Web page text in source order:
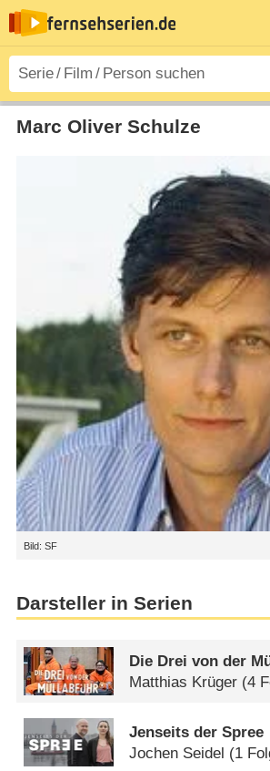
Bild: SF
Marc Oliver Schulze
Darsteller in Serien
Die Drei von der
Matthias Krüger (4
Jenseits der Spree
Jochen Seidel (1